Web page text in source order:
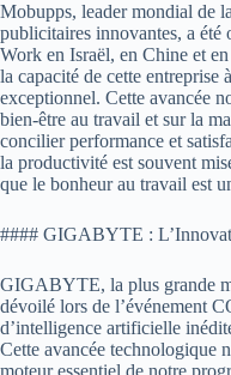
Mobupps, leader mondial de
publicitaires innovantes, a
Work en Israël, en Chine et
la capacité de cette entreprise
exceptionnel. Cette avancée
bien-être au travail et sur la
concilier performance et
la productivité est souvent
que le bonheur au travail est
#### GIGABYTE :
GIGABYTE, la plus grande
dévoilé lors de l’événement
d’intelligence artificielle
Cette avancée technologique
moteur essentiel de notre